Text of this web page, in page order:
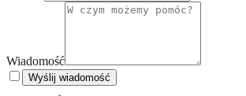
Wiadomość
Wyślij wiadomość